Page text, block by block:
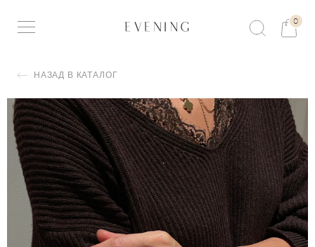
0
НАЗАД В КАТАЛОГ